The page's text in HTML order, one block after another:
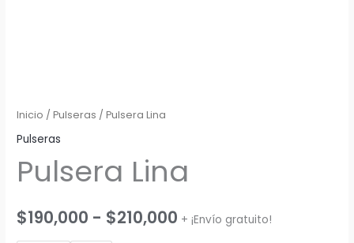
Inicio /Pulseras / Pulsera Lina
Pulseras
Pulsera Lina
$190,000 - $210,000 Rango
+ ¡Envío gratuito!